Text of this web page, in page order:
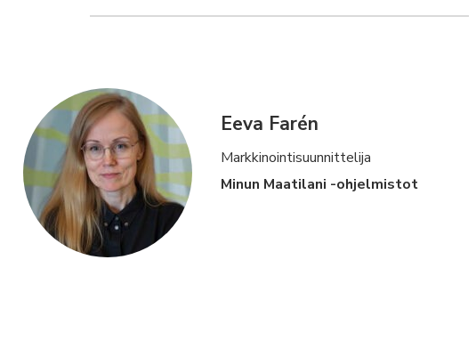
Eeva Farén
Markkinointisuunnittelija
Minun Maatilani -ohjelmistot